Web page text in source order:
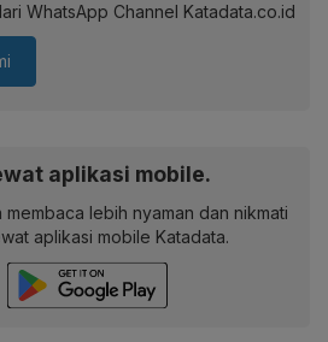
WhatsApp Channel Katadata.co.id
aplikasi mobile.
lebih nyaman dan nikmati
aplikasi mobile Katadata.